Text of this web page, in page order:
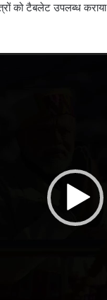
को टैबलेट उपलब्ध